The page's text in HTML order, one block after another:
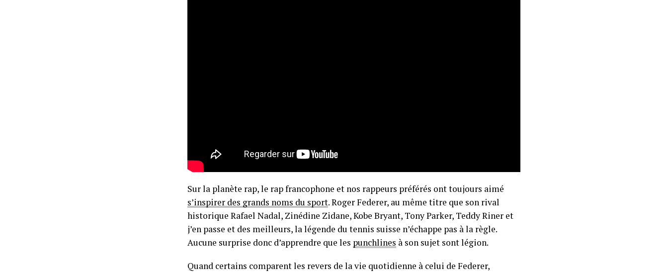
Sur la planète rap, le rap francophone et nos rappeurs préférés ont toujours aimé
s’inspirer des grands noms du sport. Roger Federer, au même titre que son rival
historique Rafael Nadal, Zinédine Zidane, Kobe Bryant, Tony Parker, Teddy Riner et
j’en passe et des meilleurs, la légende du tennis suisse n’échappe pas à la règle.
Aucune surprise donc d’apprendre que les punchlines à son sujet sont légion.
Quand certains comparent les revers de la vie quotidienne à celui de Federer,